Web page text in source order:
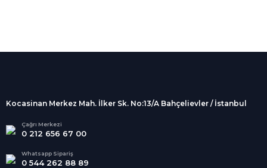
Alışveriş
kargolanmaktadır.
Tüm Kredi Kartlarına taksit
seçenekleri
Kocasinan Merkez Mah. İlker Sk. No:13/A Bahçelievler / İstanbul
Çağrı Merkezi
0 212 656 67 00
Whatsapp Sipariş
0 544 262 88 89